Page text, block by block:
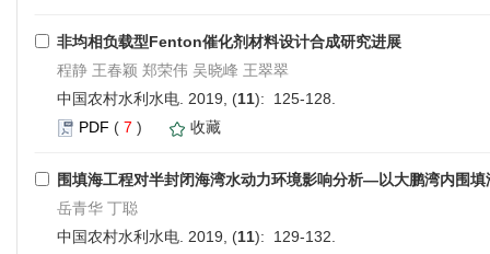
非均相负载型Fenton催化剂材料设计合成研究进展
程静 王春颖 郑荣伟 吴晓峰 王翠翠
中国农村水利水电. 2019, (11): 125-128.
PDF ( 7 ) 收藏
围填海工程对半封闭海湾水动力环境影响分析—以大鹏湾内围填
岳青华 丁聪
中国农村水利水电. 2019, (11): 129-132.